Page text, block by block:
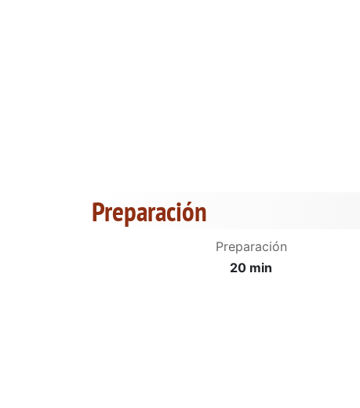
Preparación
Preparación
20 min